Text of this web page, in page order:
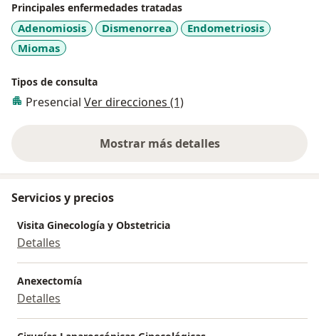
Principales enfermedades tratadas
Adenomiosis Dismenorrea
Endometriosis
Miomas
Tipos de consulta
Presencial Ver direcciones (1)
Mostrar más detalles
sobre la experiencia
Servicios y precios
Visita Ginecología y Obstetricia
Detalles
Anexectomía
Detalles